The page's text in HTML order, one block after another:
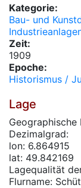
Kategorie:
Bau- und
Zeit:
1909
Epoche:
Historismus /
Lage
Geographische
Dezimalgrad:
lon: 6.864915
lat: 49.842169
Lagequalität
Flurname: